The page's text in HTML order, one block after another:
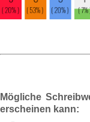
Mögliche
erscheinen kann: